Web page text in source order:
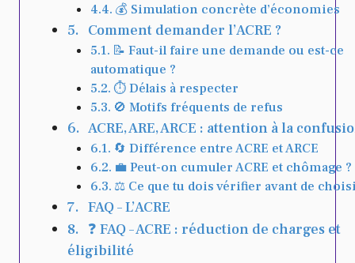
💰 Simulation concrète d’économies
Comment demander l’ACRE ?
📝 Faut-il faire une demande ou est-ce
automatique ?
⏱ Délais à respecter
🚫 Motifs fréquents de refus
ACRE, ARE, ARCE : attention à la
🔄 Différence entre ACRE et ARCE
💼 Peut-on cumuler ACRE et chômage ?
⚖️ Ce que tu dois vérifier avant de
FAQ – L’ACRE
❓ FAQ – ACRE : réduction de charges et
éligibilité